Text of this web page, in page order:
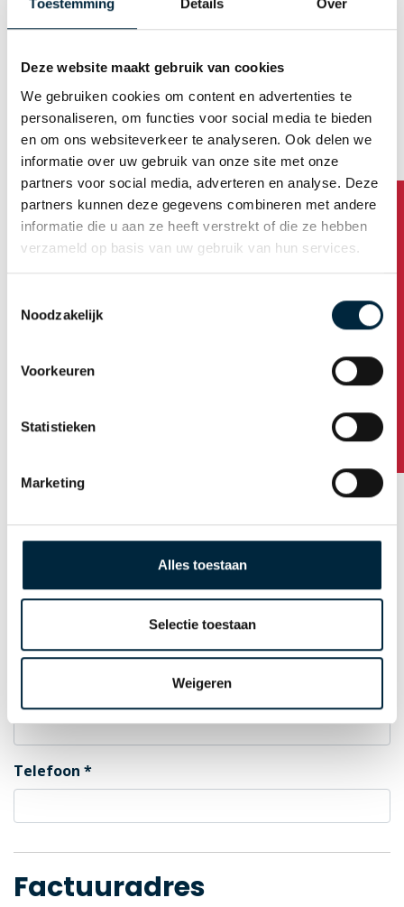
Toestemming Details Over
Deze website maakt gebruik van cookies
We gebruiken cookies om content en advertenties te
personaliseren, om functies voor social media te bieden
en om ons websiteverkeer te analyseren. Ook delen we
informatie over uw gebruik van onze site met onze
partners voor social media, adverteren en analyse. Deze
partners kunnen deze gegevens combineren met andere
informatie die u aan ze heeft verstrekt of die ze hebben
verzameld op basis van uw gebruik van hun services.
Noodzakelijk
Voorkeuren
Statistieken
Marketing
Alles toestaan
Selectie toestaan
Weigeren
Heeft u vragen?
E-mail (Gebruikersnaam)
Wachtwoord automatisch genereren
Bedrijfsadres
Bedrijfsnaam
Adres
Huisnummer / toevoeging
Plaats
E-mail t.b.v. orderbevestiging
Telefoon
Factuuradres